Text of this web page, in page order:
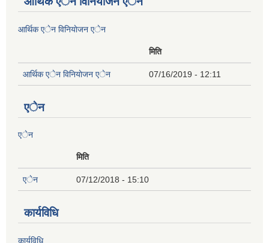
आर्थिक एेन विनियाेजन एेन
मिति
आर्थिक एेन विनियाेजन एेन 07/16/2019 - 12:11
एेन
एेन
मिति
एेन 07/12/2018 - 15:10
कार्यविधि
कार्यविधि